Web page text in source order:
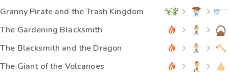
Granny Pirate and the Trash Kingdom
The Gardening Blacksmith
The Blacksmith and the Dragon
The Giant of the Volcanoes